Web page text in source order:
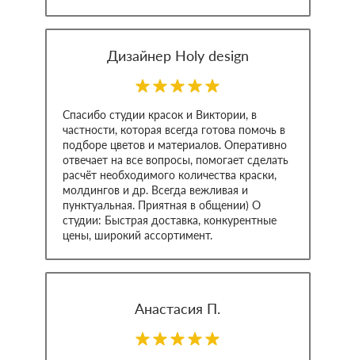
Дизайнер Holy design
Спасибо студии красок и Виктории, в
частности, которая всегда готова помочь в
подборе цветов и материалов. Оперативно
отвечает на все вопросы, помогает сделать
расчёт необходимого количества краски,
молдингов и др. Всегда вежливая и
пунктуальная. Приятная в общении) О
студии: Быстрая доставка, конкурентные
цены, широкий ассортимент.
Анастасия П.